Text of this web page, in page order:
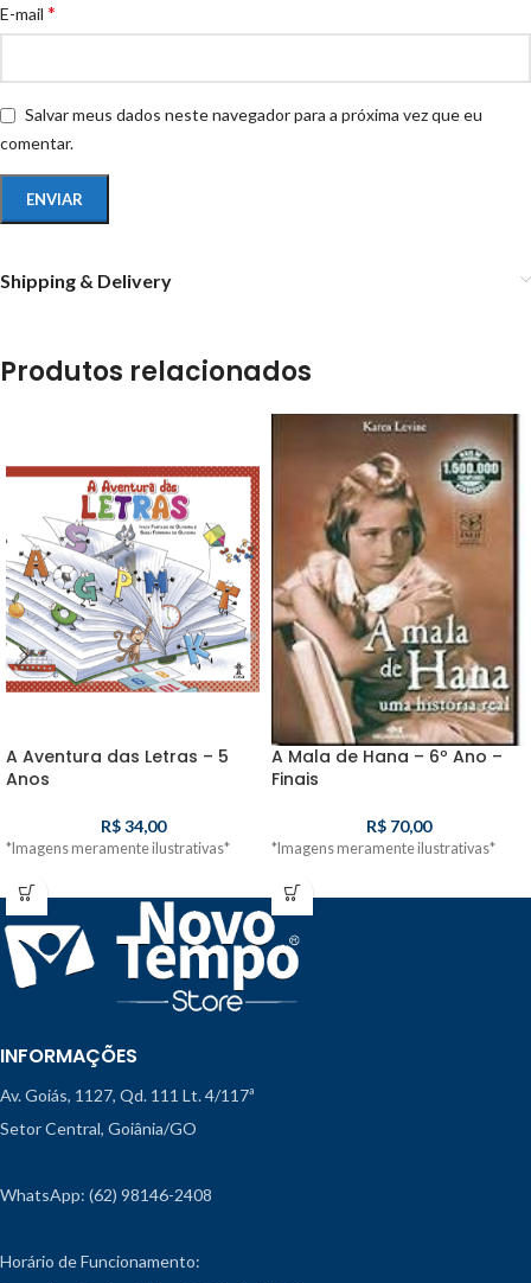
E-mail *
Salvar meus dados neste navegador para a próxima vez que eu
comentar.
Shipping & Delivery
Produtos relacionados
A Aventura das Letras – 5
Anos
R$34,00
*Imagens meramente ilustrativas*
A Mala de Hana – 6º Ano –
Finais
R$70,00
*Imagens meramente ilustrativas*
INFORMAÇÕES
Av. Goiás, 1127, Qd. 111 Lt. 4/117ª
Setor Central, Goiânia/GO
WhatsApp: (62) 98146-2408
Horário de Funcionamento: